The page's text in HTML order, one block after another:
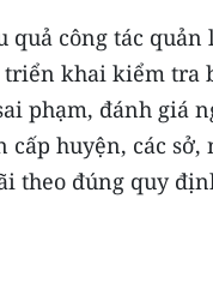
quả công tác
khai kiểm tra
phạm, đánh giá
cấp huyện, các
theo đúng quy